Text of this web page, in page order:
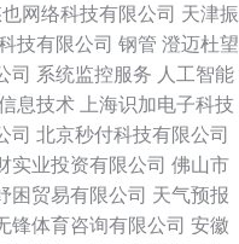
也网络科技有限公司 天津振
技有限公司 钢管 澄迈杜望
司 系统监控服务 人工智能
息技术
上海识加电子科技
司 北京秒付科技有限公司
实业投资有限公司 佛山市
困贸易有限公司 天气预报
锋体育咨询有限公司 安徽